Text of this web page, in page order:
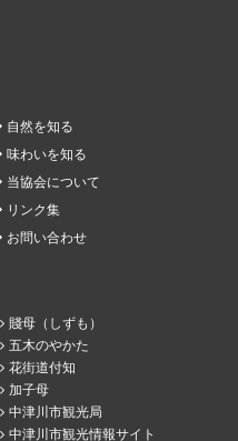
自然を知る
味わいを知る
当協会について
リンク集
お問い合わせ
賤母（しずも）
五木のやかた
花街道付知
加子母
中津川市観光局
中津川市観光情報サイト